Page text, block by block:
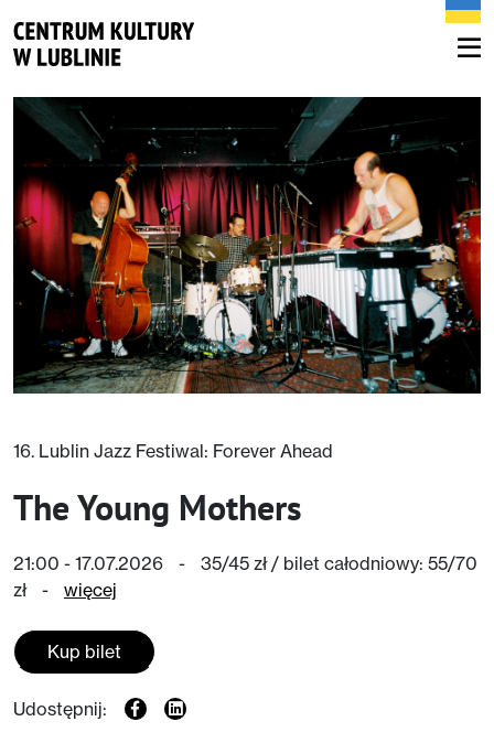
16. Lublin Jazz Festiwal: Forever Ahead
The Young Mothers
21:00 - 17.07.2026 -
35/45 zł / bilet całodniowy: 55/70
zł
- więcej
Kup bilet
Udostępnij: